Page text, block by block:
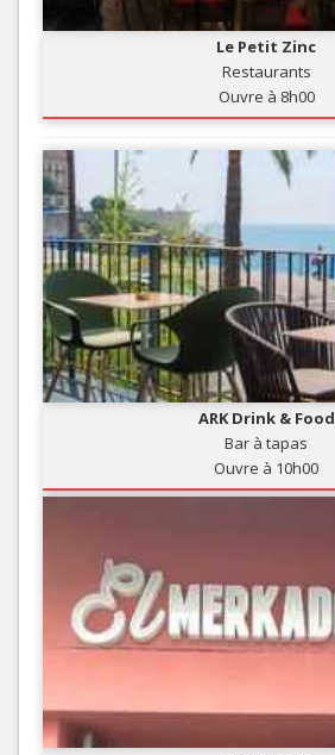
Le Petit Zinc
Restaurants
Ouvre à 8h00
ARK Drink & Food
Bar à tapas
Ouvre à 10h00